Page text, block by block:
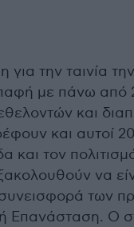
για την ταινία
με πάνω από
και
και αυτοί
και τον
να
των
Επανάσταση. Ο